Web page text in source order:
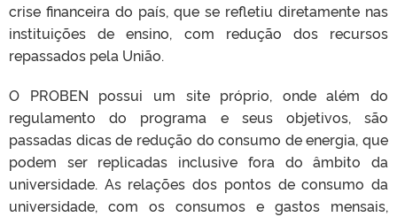
crise financeira do país, que se refletiu diretamente nas
instituições de ensino, com redução dos recursos
repassados pela União.
O PROBEN possui um site próprio, onde além do
regulamento do programa e seus objetivos, são
passadas dicas de redução do consumo de energia, que
podem ser replicadas inclusive fora do âmbito da
universidade. As relações dos pontos de consumo da
universidade, com os consumos e gastos mensais,